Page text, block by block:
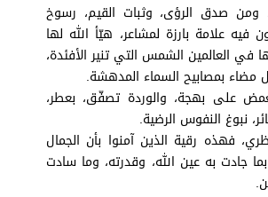
ومن صدق الرؤى، وثبات القيم، رسوخ
فيه علامة بارزة لمشاعر، هيّأ الله لها
في العالمين الشمس التي تنير الأفئدة،
مضاء بمصابيح السماء المدهشة.
على بهجة، والوردة تصفّق، بعطر،
نبوغ النفوس الرضية.
فهذه رقية الذين آمنوا بأن الجمال
جادت به عين الله، وقدرته، وما سادت